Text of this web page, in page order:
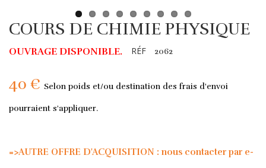
COURS DE CHIMIE PHYSIQUE
OUVRAGE DISPONIBLE. RÉF 2062
40 € Selon poids et/ou destination des frais d'envoi
pourraient s'appliquer.
=>AUTRE OFFRE D'ACQUISITION : nous contacter par e-